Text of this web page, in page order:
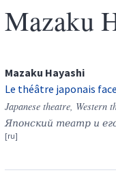
Mazaku
Mazaku Hayashi
Le théâtre japonais
Japanese theatre,
Японский театр и